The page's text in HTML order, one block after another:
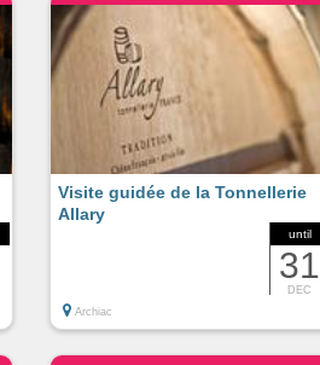
until
31
DEC
Visite guidée de la Tonnellerie
Allary
Archiac